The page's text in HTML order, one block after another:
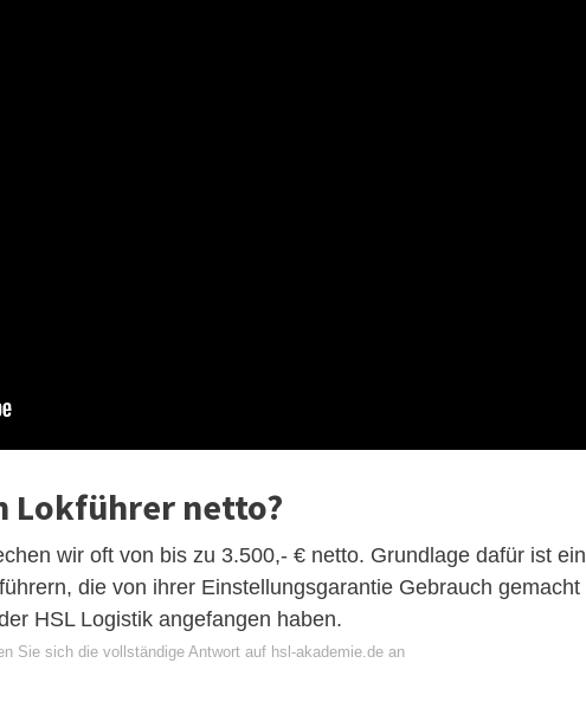
Lokführer netto?
wir oft von bis zu 3.500,- € netto. Grundlage dafür ist ein
die von ihrer Einstellungsgarantie Gebrauch gemacht
HSL Logistik angefangen haben.
Sie sich die vollständige Antwort auf hsl-akademie.de an